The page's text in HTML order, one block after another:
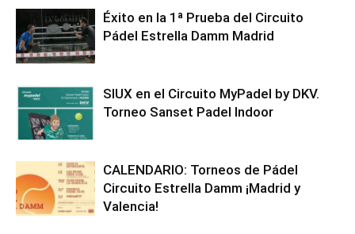
Éxito en la 1ª Prueba del Circuito
Pádel Estrella Damm Madrid
SIUX en el Circuito MyPadel by DKV.
Torneo Sanset Padel Indoor
CALENDARIO: Torneos de Pádel
Circuito Estrella Damm ¡Madrid y
Valencia!